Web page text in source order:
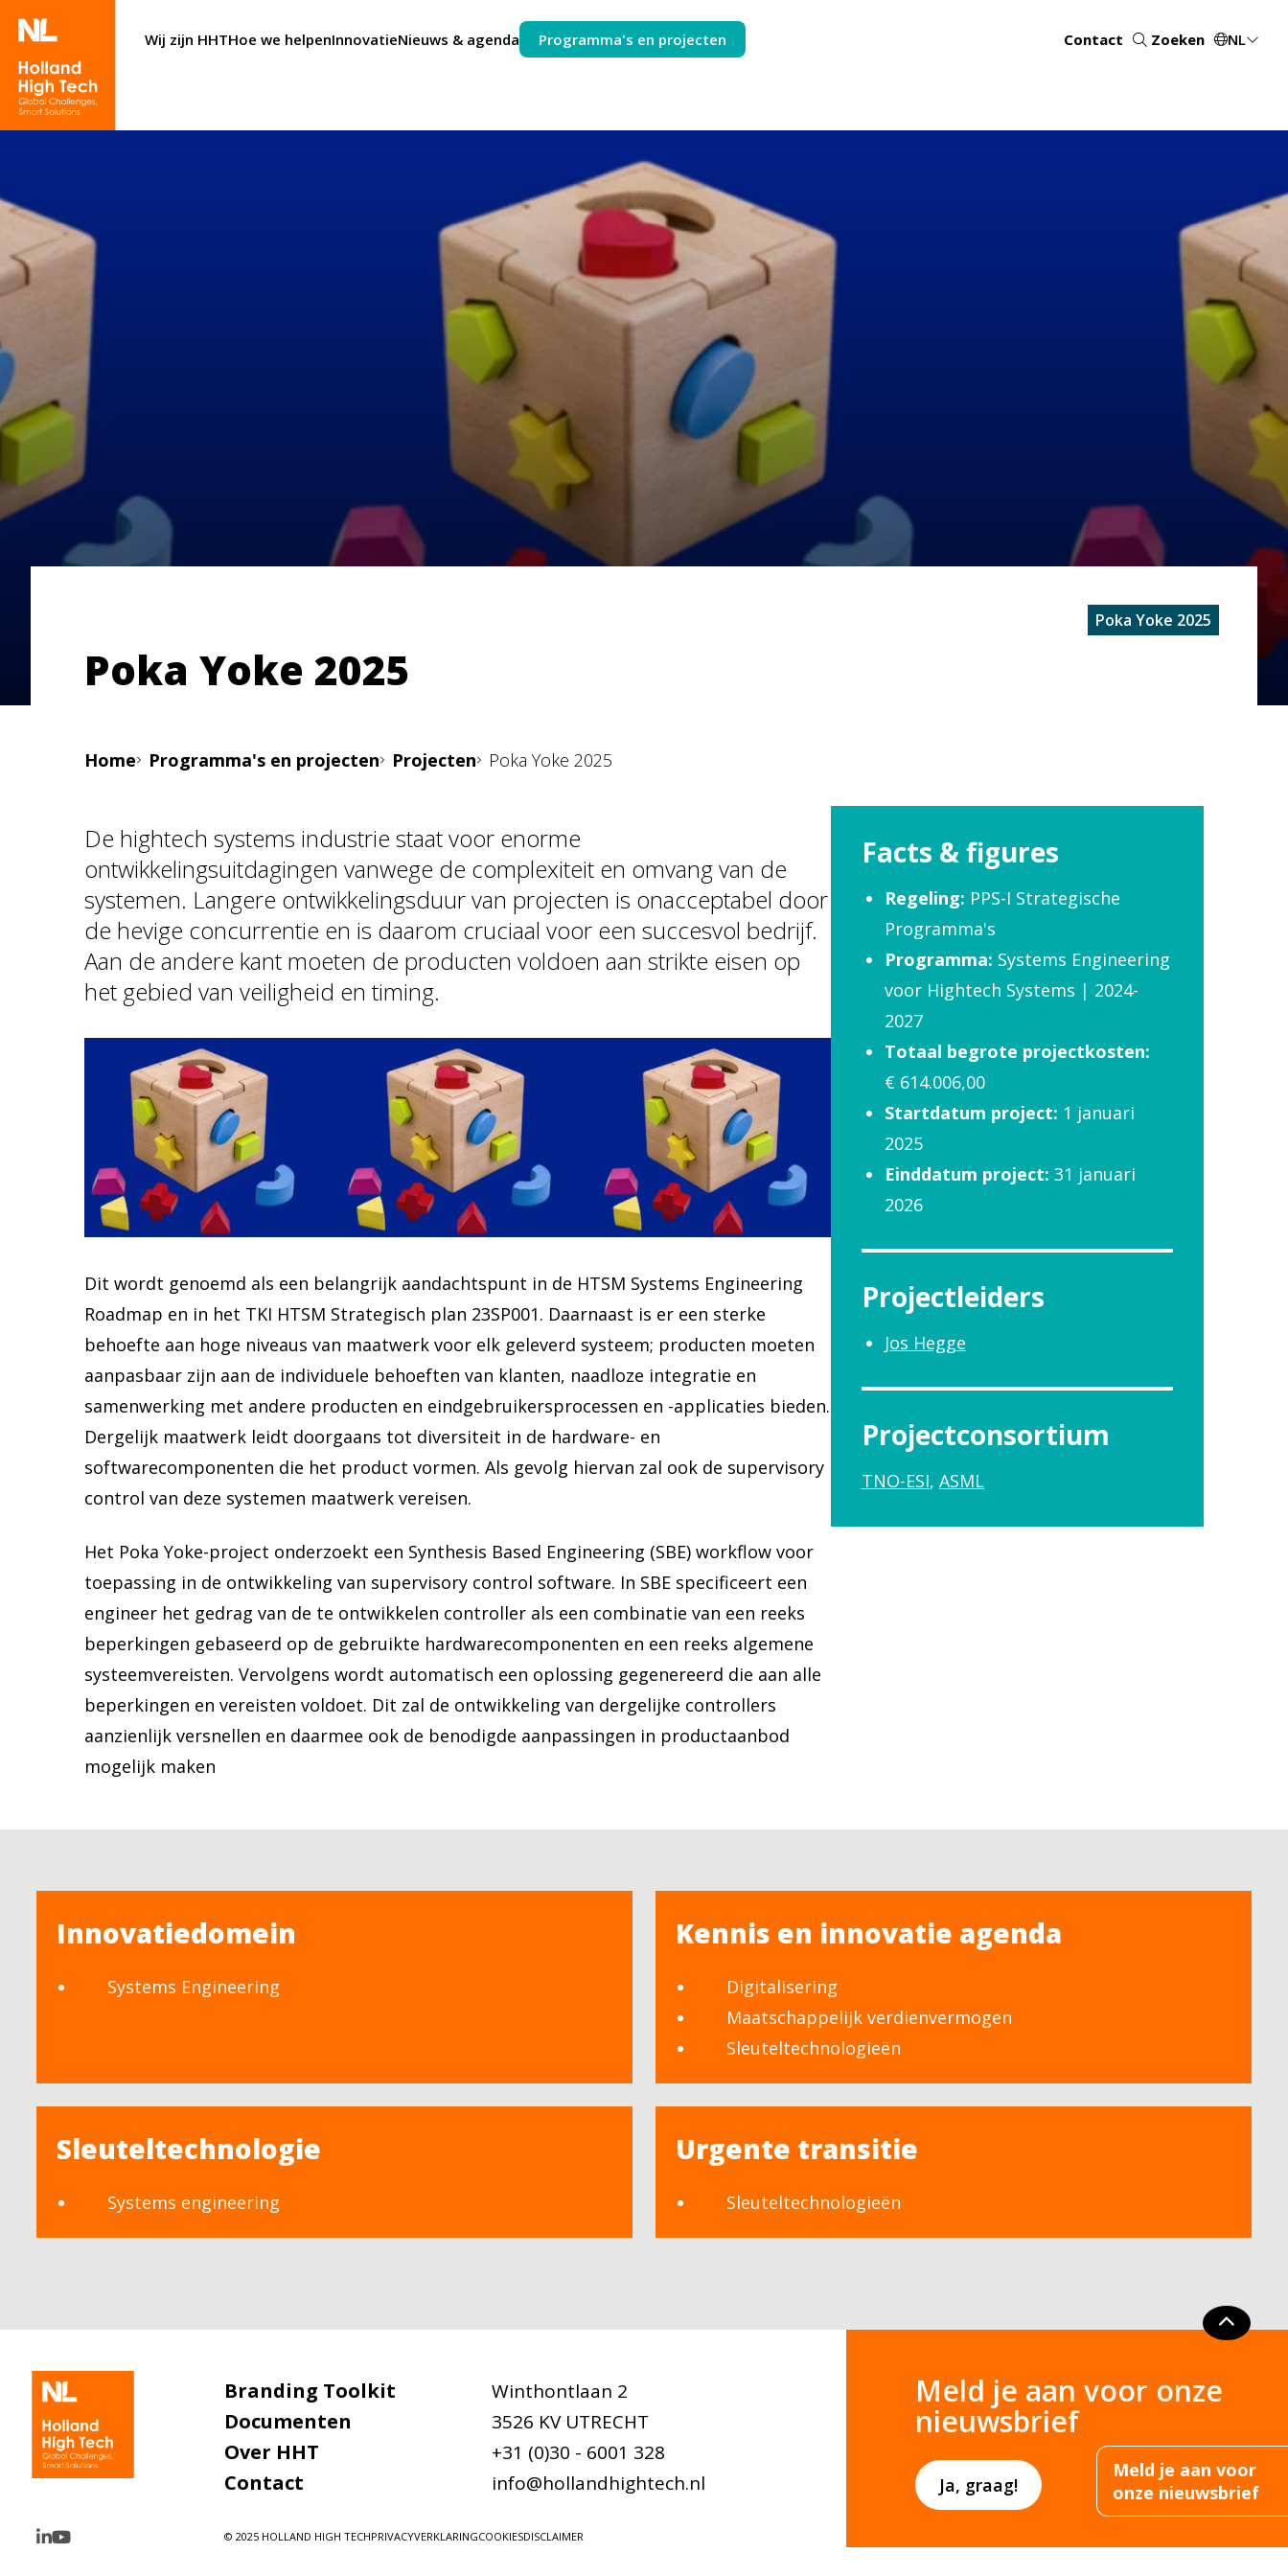
Wij zijn HHTHoe we helpenInnovatieNieuws & agenda Programma's en projecten Contact Zoeken NL
Poka Yoke 2025
Poka Yoke 2025
Home Programma's en projecten Projecten Poka Yoke 2025
De hightech systems industrie staat voor enorme
ontwikkelingsuitdagingen vanwege de complexiteit en omvang van de
systemen. Langere ontwikkelingsduur van projecten is onacceptabel door
de hevige concurrentie en is daarom cruciaal voor een succesvol bedrijf.
Aan de andere kant moeten de producten voldoen aan strikte eisen op
het gebied van veiligheid en timing.
Dit wordt genoemd als een belangrijk aandachtspunt in de HTSM Systems Engineering
Roadmap en in het TKI HTSM Strategisch plan 23SP001. Daarnaast is er een sterke
behoefte aan hoge niveaus van maatwerk voor elk geleverd systeem; producten moeten
aanpasbaar zijn aan de individuele behoeften van klanten, naadloze integratie en
samenwerking met andere producten en eindgebruikersprocessen en -applicaties bieden.
Dergelijk maatwerk leidt doorgaans tot diversiteit in de hardware- en
softwarecomponenten die het product vormen. Als gevolg hiervan zal ook de supervisory
control van deze systemen maatwerk vereisen.
Het Poka Yoke-project onderzoekt een Synthesis Based Engineering (SBE) workflow voor
toepassing in de ontwikkeling van supervisory control software. In SBE specificeert een
engineer het gedrag van de te ontwikkelen controller als een combinatie van een reeks
beperkingen gebaseerd op de gebruikte hardwarecomponenten en een reeks algemene
systeemvereisten. Vervolgens wordt automatisch een oplossing gegenereerd die aan alle
beperkingen en vereisten voldoet. Dit zal de ontwikkeling van dergelijke controllers
aanzienlijk versnellen en daarmee ook de benodigde aanpassingen in productaanbod
mogelijk maken
Facts & figures
Regeling: PPS-I Strategische
Programma's
Programma: Systems Engineering
voor Hightech Systems | 2024-
2027
Totaal begrote projectkosten:
€ 614.006,00
Startdatum project: 1 januari
2025
Einddatum project: 31 januari
2026
Projectleiders
Jos Hegge
Projectconsortium
TNO-ESI ASML
Innovatiedomein
Systems Engineering
Kennis en innovatie agenda
Digitalisering
Maatschappelijk verdienvermogen
Sleuteltechnologieën
Sleuteltechnologie
Systems engineering
Urgente transitie
Sleuteltechnologieën
Branding Toolkit
Documenten
Over HHT
Contact
Winthontlaan 2
3526 KV UTRECHT
+31 (0)30 - 6001 328
info@hollandhightech.nl
© 2025 HOLLAND HIGH TECHPRIVACYVERKLARINGCOOKIESDISCLAIMER
Meld je aan voor onze
nieuwsbrief
Ja, graag!
Meld je aan voor
onze nieuwsbrief